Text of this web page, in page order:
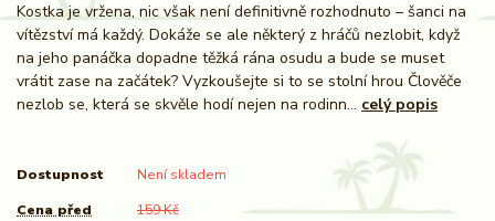
Kostka je vržena, nic však není definitivně rozhodnuto – šanci na
vítězství má každý. Dokáže se ale některý z hráčů nezlobit, když
na jeho panáčka dopadne těžká rána osudu a bude se muset
vrátit zase na začátek? Vyzkoušejte si to se stolní hrou Člověče
nezlob se, která se skvěle hodí nejen na rodinn... celý popis
Dostupnost Není skladem
Cena před
159 Kč